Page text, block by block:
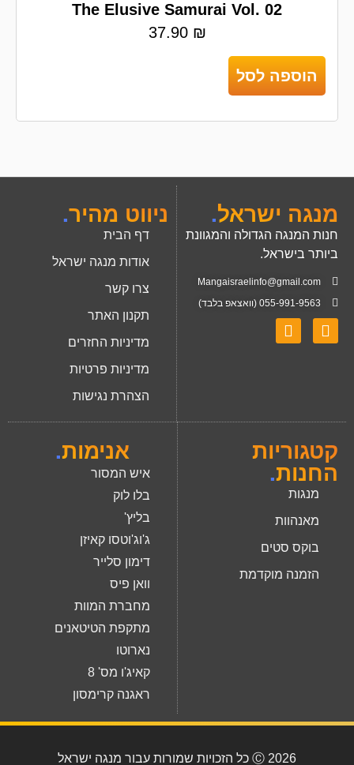
The Elusive Samurai Vol. 02
37.90 ₪
הוספה לסל
מנגה ישראל.
חנות המנגה הגדולה והמגוונת
ביותר בישראל.
Mangaisraelinfo@gmail.com
055-991-9563 (וואצאפ בלבד)
ניווט מהיר.
דף הבית
אודות מנגה ישראל
צרו קשר
תקנון האתר
מדיניות החזרים
מדיניות פרטיות
הצהרת נגישות
קטגוריות
החנות.
מנגות
מאנהוות
בוקס סטים
הזמנה מוקדמת
אנימות.
איש המסור
בלו לוק
בליץ'
ג'וג'וטסו קאיזן
דימון סלייר
וואן פיס
מחברת המוות
מתקפת הטיטאנים
נארוטו
קאיג'ו מס' 8
ראגנה קרימסון
2026 Ⓒ כל הזכויות שמורות עבור מנגה ישראל